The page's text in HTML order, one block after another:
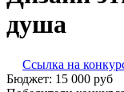
душа
Ссылка на
Бюджет: 15 000 руб